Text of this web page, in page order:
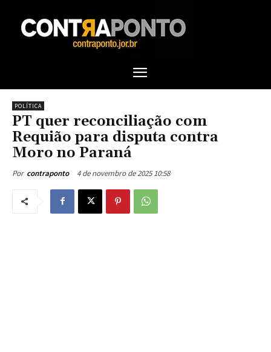
POLÍTICA
PT quer reconciliação com
Requião para disputa contra
Moro no Paraná
Por contraponto 4 de novembro de 2025 10:58